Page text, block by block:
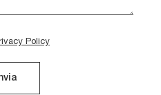
Policy
Invia